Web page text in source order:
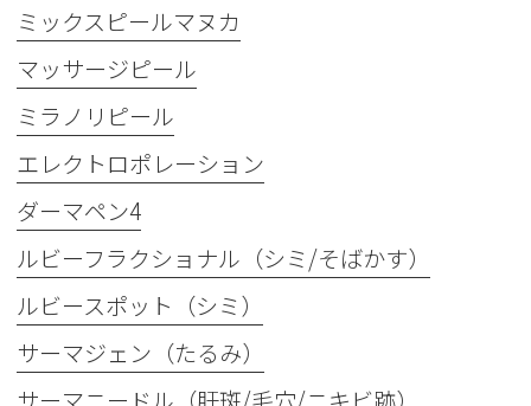
ミックスピールマヌカ
マッサージピール
ミラノリピール
エレクトロポレーション
ダーマペン4
ルビーフラクショナル（シミ/そばかす）
ルビースポット（シミ）
サーマジェン（たるみ）